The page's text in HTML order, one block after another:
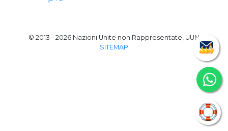
© 2013 - 2026 Nazioni Unite non Rappresentate, UUN
SITEMAP